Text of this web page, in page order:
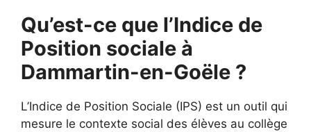
Qu’est-ce que l’Indice de
Position sociale à
Dammartin-en-Goële ?
L’Indice de Position Sociale (IPS) est un outil qui
mesure le contexte social des élèves au collège